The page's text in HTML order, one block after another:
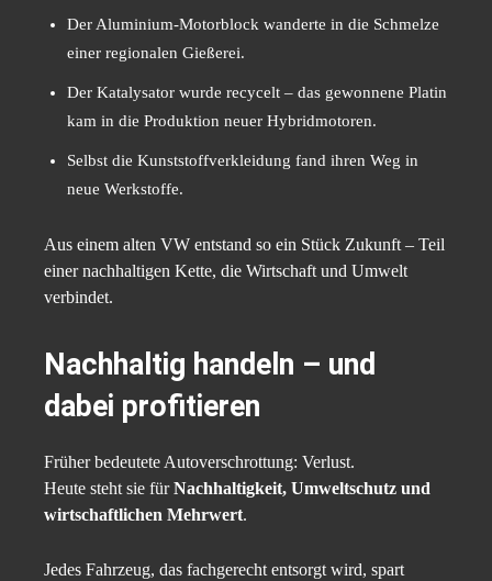
Der Aluminium-Motorblock wanderte in die Schmelze
einer regionalen Gießerei.
Der Katalysator wurde recycelt – das gewonnene Platin
kam in die Produktion neuer Hybridmotoren.
Selbst die Kunststoffverkleidung fand ihren Weg in
neue Werkstoffe.
Aus einem alten VW entstand so ein Stück Zukunft – Teil
einer nachhaltigen Kette, die Wirtschaft und Umwelt
verbindet.
Nachhaltig handeln – und
dabei profitieren
Früher bedeutete Autoverschrottung: Verlust.
Heute steht sie fürNachhaltigkeit, Umweltschutz und
wirtschaftlichen Mehrwert.
Jedes Fahrzeug, das fachgerecht entsorgt wird, spart